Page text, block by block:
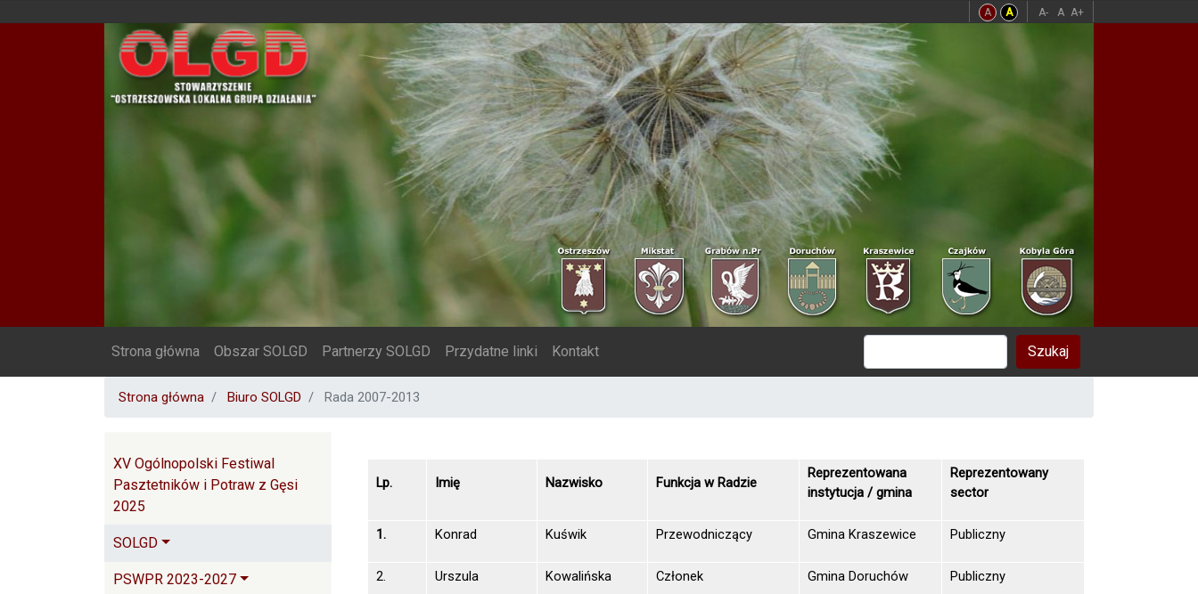
do
treści
A- A A+
A A
Top menu
Strona główna Obszar SOLGD Partnerzy SOLGD Przydatne linki Kontakt
Szukaj
Szukaj
Strona główna Biuro SOLGD Rada 2007-2013
Lp. Imię Nazwisko Funkcja w Radzie
Reprezentowana
instytucja / gmina
Reprezentowany
sector
1. Konrad Kuświk Przewodniczący Gmina Kraszewice Publiczny
2. Urszula Kowalińska Członek Gmina Doruchów Publiczny
Główna nawigacja
XV Ogólnopolski Festiwal
Pasztetników i Potraw z Gęsi
2025
SOLGD
PSWPR 2023-2027